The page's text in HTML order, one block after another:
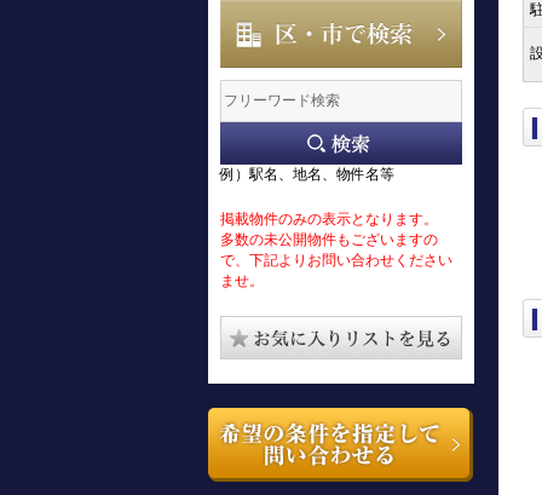
例）駅名、地名、物件名等
掲載物件のみの表示となります。
多数の未公開物件もございますの
で、下記よりお問い合わせください
ませ。